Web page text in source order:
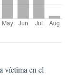
víctima en el